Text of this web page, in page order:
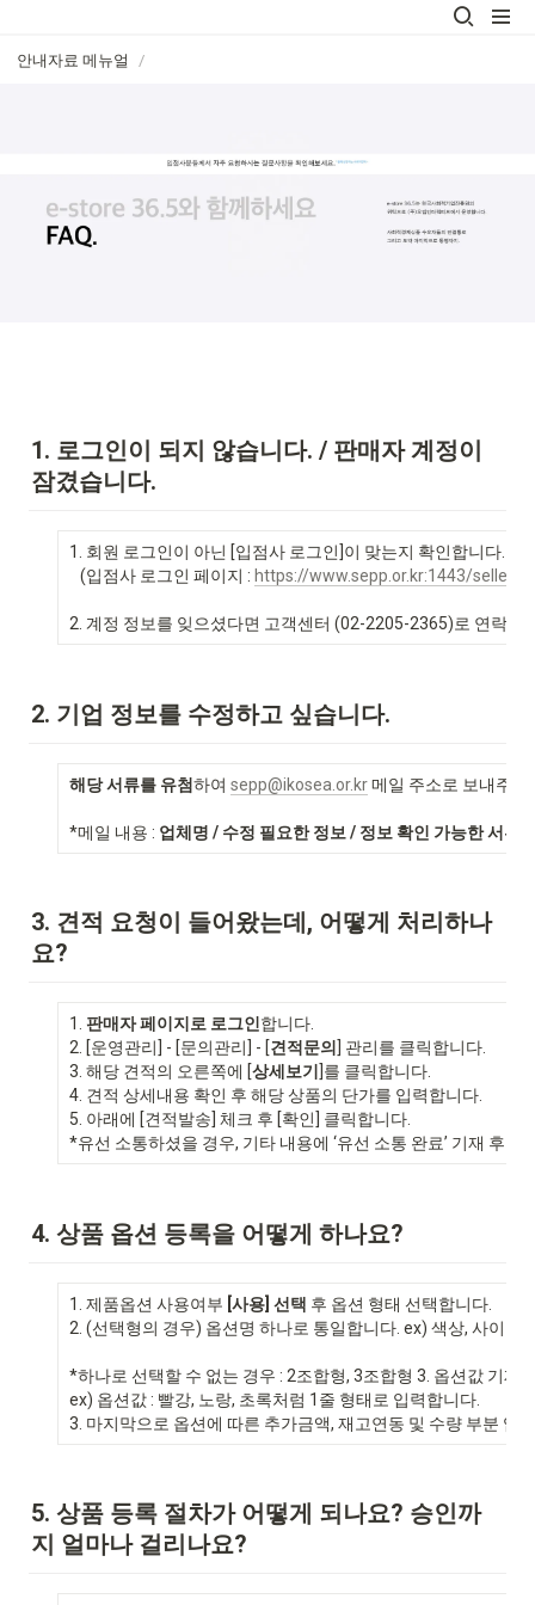
안내자료 메뉴얼 /
1. 로그인이 되지 않습니다. / 판매자 계정이
잠겼습니다.
1. 회원 로그인이 아닌 [입점사 로그인]이 맞는지 확인합니다.
   (입점사 로그인 페이지 :
https://www.sepp.or.kr:1443/seller/
2. 계정 정보를 잊으셨다면 고객센터 (02-2205-2365)로 연락 부
2. 기업 정보를 수정하고 싶습니다.
해당 서류를 유첨하여 sepp@ikosea.or.kr 메일 주소로 보내주시
*메일 내용 : 업체명 / 수정 필요한 정보 / 정보 확인 가능한 서류
3. 견적 요청이 들어왔는데, 어떻게 처리하나
요?
1. 판매자 페이지로 로그인 합니다.
2. [운영관리] - [문의관리] - [견적문의
] 관리를 클릭합니다.
3. 해당 견적의 오른쪽에 [상세보기
]를 클릭합니다.
4. 견적 상세내용 확인 후 해당 상품의 단가를 입력합니다.
5. 아래에 [견적발송] 체크 후 [확인] 클릭합니다.
*유선 소통하셨을 경우, 기타 내용에 ‘유선 소통 완료’ 기재 후
4. 상품 옵션 등록을 어떻게 하나요?
1. 제품옵션 사용여부 [사용] 선택 후 옵션 형태 선택합니다.
2. (선택형의 경우) 옵션명 하나로 통일합니다. ex) 색상, 사이즈,
*하나로 선택할 수 없는 경우 : 2조합형, 3조합형 3. 옵션값 기재
ex) 옵션값 : 빨강, 노랑, 초록처럼 1줄 형태로 입력합니다.
3. 마지막으로 옵션에 따른 추가금액, 재고연동 및 수량 부분 입
5. 상품 등록 절차가 어떻게 되나요? 승인까
지 얼마나 걸리나요?